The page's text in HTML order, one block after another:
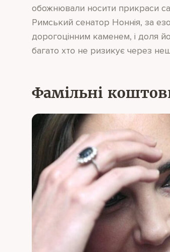
обожнювали носити прикраси
Римський сенатор Ноннія, за
дорогоцінним каменем, і доля
багато хто не ризикує через
Фамільні